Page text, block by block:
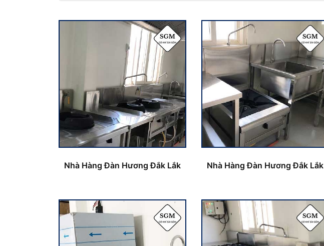
Nhà Hàng Đàn Hương Đắk Lắk Nhà Hàng Đàn Hương Đắk Lắk